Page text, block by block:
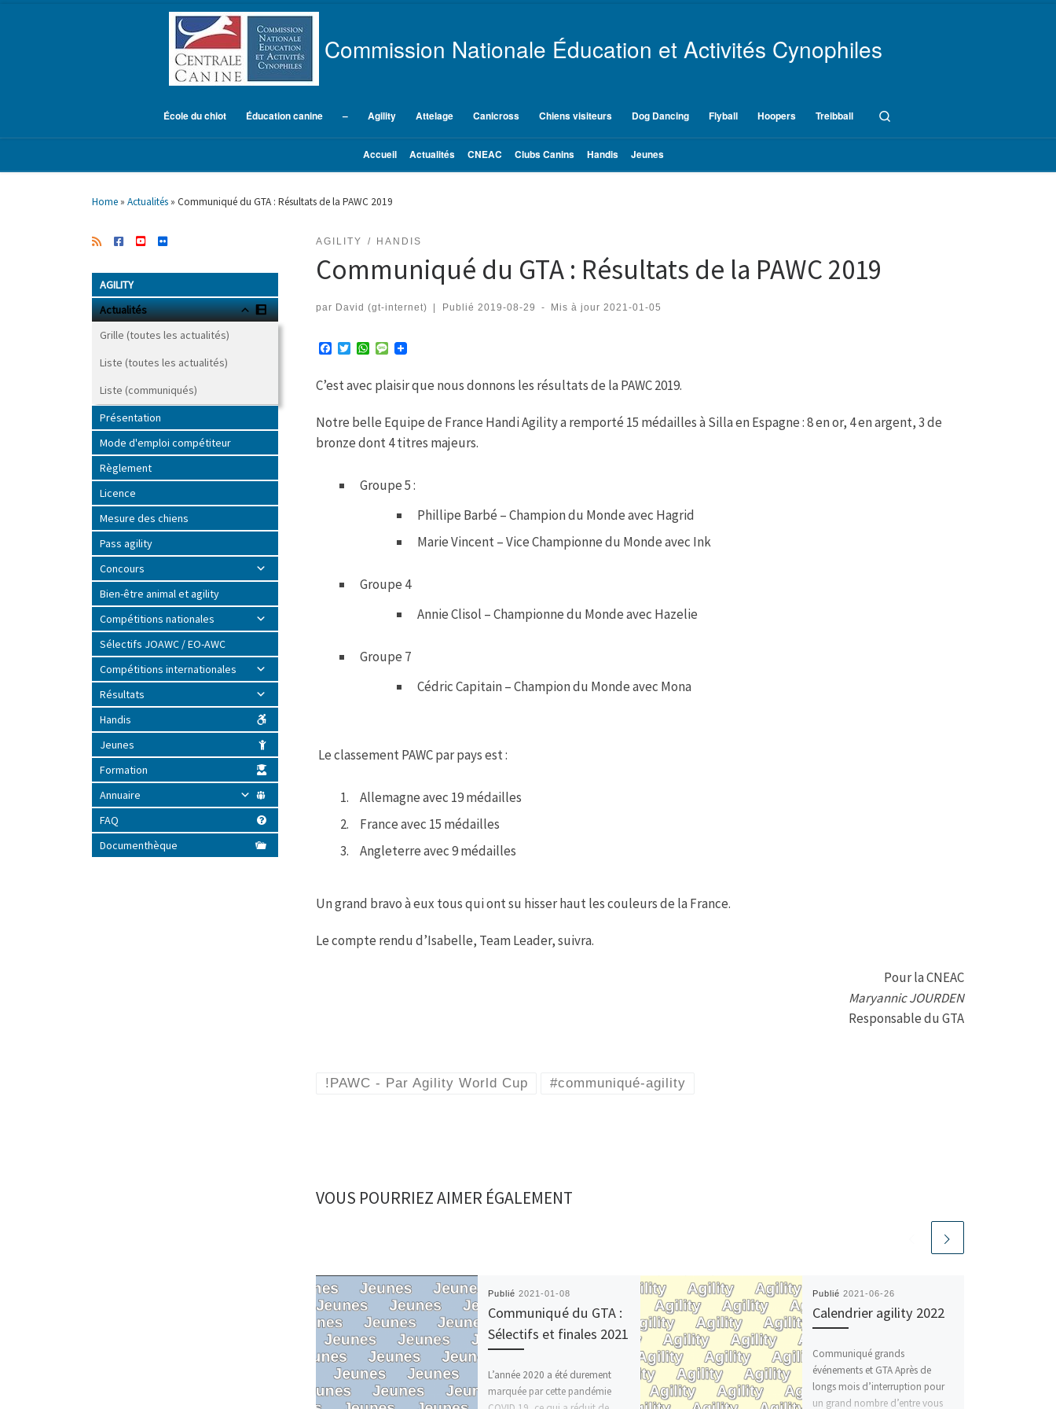
Accueil Actualités CNEAC Clubs Canins Handis Jeunes
Commission Nationale Éducation et Activités Cynophiles
École du chiot Éducation canine – Agility Attelage Canicross Chiens visiteurs Dog Dancing Flyball Hoopers Treibball
Home » Actualités » Communiqué du GTA : Résultats de la PAWC 2019
AGILITY HANDIS
Communiqué du GTA : Résultats de la PAWC 2019
par David (gt-internet) Publié 2019-08-29 - Mis à jour 2021-01-05
e
o
k
T
t
r
W
t
p
p
M
s
e
C’est avec plaisir que nous donnons les résultats de la PAWC 2019.
Notre belle Equipe de France Handi Agility a remporté 15 médailles à Silla en Espagne : 8 en or, 4 en argent, 3 de
bronze dont 4 titres majeurs.
Groupe 5 :
Phillipe Barbé – Champion du Monde avec Hagrid
Marie Vincent – Vice Championne du Monde avec Ink
Groupe 4
Annie Clisol – Championne du Monde avec Hazelie
Groupe 7
Cédric Capitain – Champion du Monde avec Mona
Le classement PAWC par pays est :
Allemagne avec 19 médailles
France avec 15 médailles
Angleterre avec 9 médailles
Un grand bravo à eux tous qui ont su hisser haut les couleurs de la France.
Le compte rendu d’Isabelle, Team Leader, suivra.
Pour la CNEAC
Maryannic JOURDEN
Responsable du GTA
!PAWC - Par Agility World Cup #communiqué-agility
VOUS POURRIEZ AIMER ÉGALEMENT
Publié2021-01-08
Communiqué du GTA :
Sélectifs et finales 2021
L’année 2020 a été durement
marquée par cette pandémie
Publié 2021-06-26
Calendrier agility 2022
Communiqué grands
événements et GTA Après de
longs mois d’interruption pour
un grand nombre d’entre vous
AGILITY
Actualités
Grille (toutes les actualités)
Liste (toutes les actualités)
Liste (communiqués)
Présentation
Mode d'emploi compétiteur
Règlement
Licence
Mesure des chiens
Pass agility
Concours
Bien-être animal et agility
Compétitions nationales
Sélectifs JOAWC / EO-AWC
Compétitions internationales
Résultats
Handis
Jeunes
Formation
Annuaire
FAQ
Documenthèque